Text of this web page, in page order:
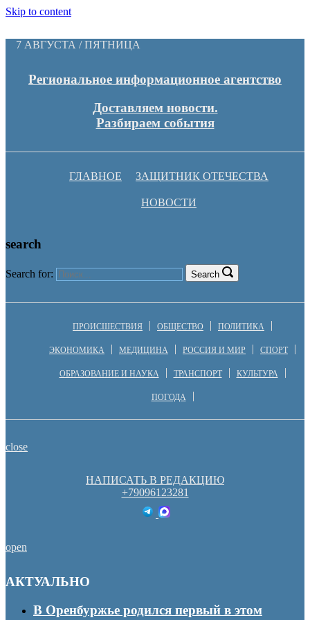
Skip to content
7 АВГУСТА / ПЯТНИЦА
Региональное информационное агентство
Доставляем новости.
Разбираем события
ГЛАВНОЕ ЗАЩИТНИК ОТЕЧЕСТВА
НОВОСТИ
search
Search for: Search
ПРОИСШЕСТВИЯ ОБЩЕСТВО ПОЛИТИКА
ЭКОНОМИКА МЕДИЦИНА РОССИЯ И МИР СПОРТ
ОБРАЗОВАНИЕ И НАУКА ТРАНСПОРТ КУЛЬТУРА
ПОГОДА
close
НАПИСАТЬ В РЕДАКЦИЮ
+79096123281
open
АКТУАЛЬНО
В Оренбуржье родился первый в этом